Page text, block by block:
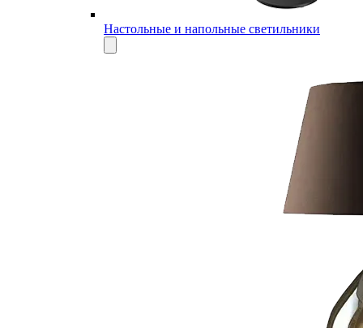
Настольные и напольные светильники